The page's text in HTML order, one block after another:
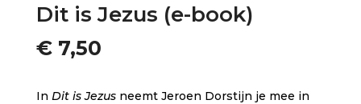
Dit is Jezus (e-book)
€7,50
In Dit is Jezusneemt Jeroen Dorstijn je mee in